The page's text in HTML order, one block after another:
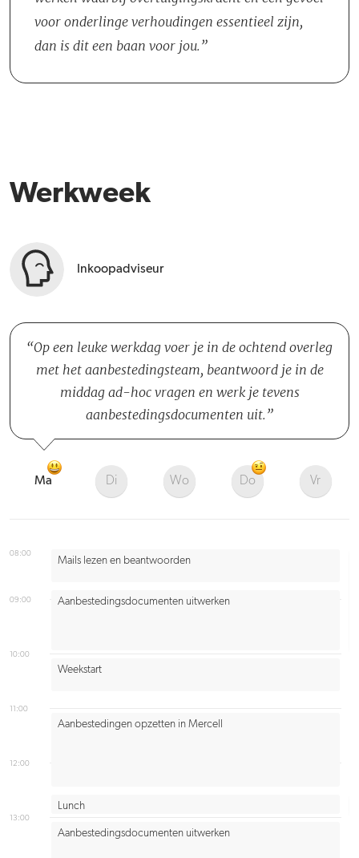
voor onderlinge verhoudingen essentieel zijn,
dan is dit een baan voor jou.
Werkweek
Inkoopadviseur
Op een leuke werkdag voer je in de ochtend overleg
met het aanbestedingsteam, beantwoord je in de
middag ad-hoc vragen en werk je tevens
aanbestedingsdocumenten uit.
Ma Di Wo Do Vr
08:00
09:00
10:00
11:00
12:00
13:00
Mails lezen en beantwoorden
Aanbestedingsdocumenten uitwerken
Weekstart
Aanbestedingen opzetten in Mercell
Lunch
Aanbestedingsdocumenten uitwerken